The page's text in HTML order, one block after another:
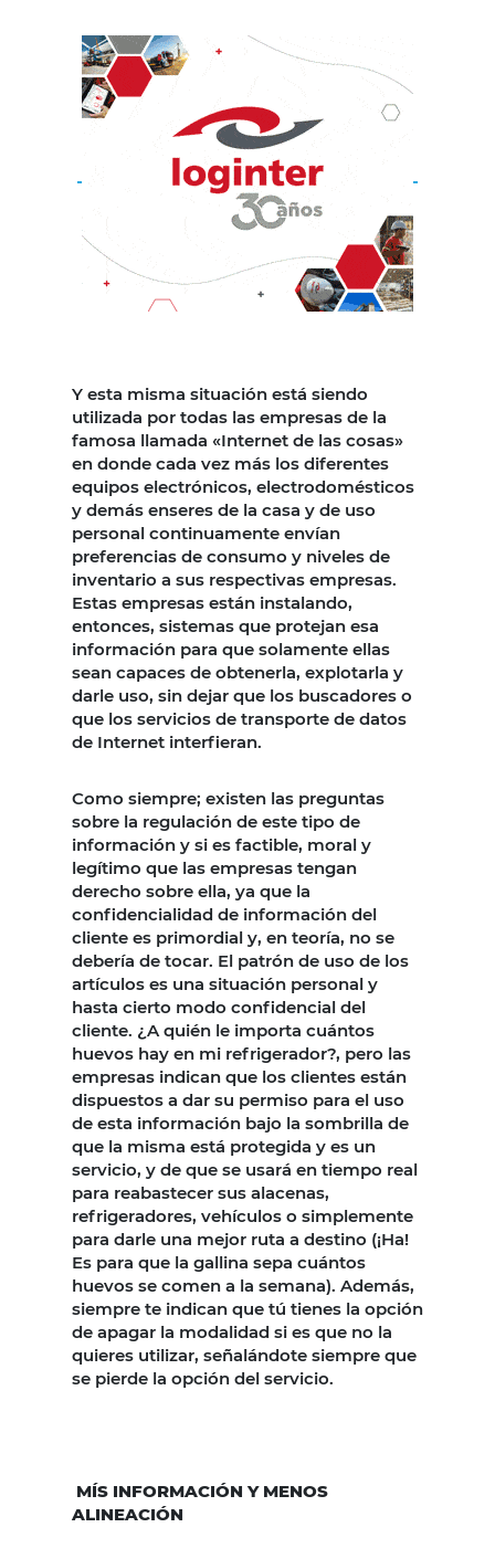
Y esta misma situación está siendo
utilizada por todas las empresas de la
famosa llamada «Internet de las cosas»
en donde cada vez más los diferentes
equipos electrónicos, electrodomésticos
y demás enseres de la casa y de uso
personal continuamente envían
preferencias de consumo y niveles de
inventario a sus respectivas empresas.
Estas empresas están instalando,
entonces, sistemas que protejan esa
información para que solamente ellas
sean capaces de obtenerla, explotarla y
darle uso, sin dejar que los buscadores o
que los servicios de transporte de datos
de Internet interfieran.
Como siempre; existen las preguntas
sobre la regulación de este tipo de
información y si es factible, moral y
legítimo que las empresas tengan
derecho sobre ella, ya que la
confidencialidad de información del
cliente es primordial y, en teoría, no se
debería de tocar. El patrón de uso de los
artículos es una situación personal y
hasta cierto modo confidencial del
cliente. ¿A quién le importa cuántos
huevos hay en mi refrigerador?, pero las
empresas indican que los clientes están
dispuestos a dar su permiso para el uso
de esta información bajo la sombrilla de
que la misma está protegida y es un
servicio, y de que se usará en tiempo real
para reabastecer sus alacenas,
refrigeradores, vehículos o simplemente
para darle una mejor ruta a destino (¡Ha!
Es para que la gallina sepa cuántos
huevos se comen a la semana). Además,
siempre te indican que tú tienes la opción
de apagar la modalidad si es que no la
quieres utilizar, señalándote siempre que
se pierde la opción del servicio.
MÍS INFORMACIÓN Y MENOS
ALINEACIÓN